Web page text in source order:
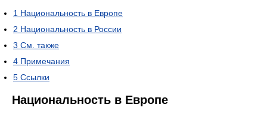
1 Национальность в Европе
2 Национальность в России
3 См. также
4 Примечания
5 Ссылки
Национальность в Европе